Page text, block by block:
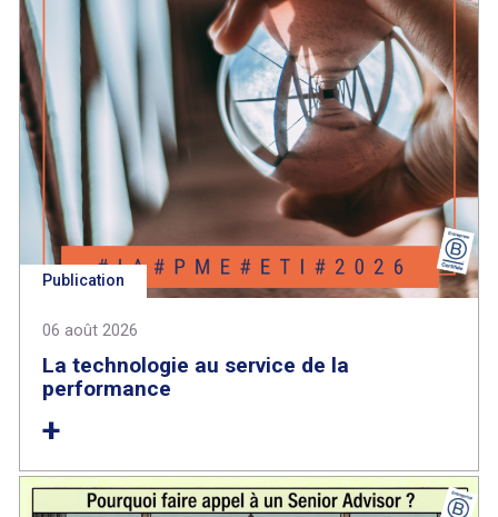
Publication
06 août 2026
La technologie au service de la
performance